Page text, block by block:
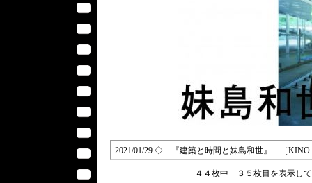
2021/01/29 ◇ 『建築と時間と妹島和世』 ［
４４枚中 ３５枚目を表示し